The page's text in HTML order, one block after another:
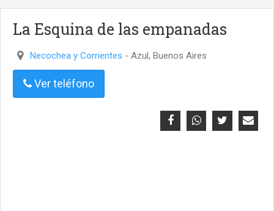
La Esquina de las empanadas
Necochea y Corrientes - Azul, Buenos Aires
Ver teléfono